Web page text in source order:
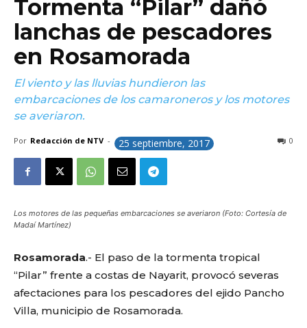
Tormenta “Pilar” dañó
lanchas de pescadores
en Rosamorada
El viento y las lluvias hundieron las
embarcaciones de los camaroneros y los motores
se averiaron.
Por Redacción de NTV - 25 septiembre, 2017 0
Los motores de las pequeñas embarcaciones se averiaron (Foto: Cortesía de
Madaí Martínez)
Rosamorada.- El paso de la tormenta tropical
“Pilar” frente a costas de Nayarit, provocó severas
afectaciones para los pescadores del ejido Pancho
Villa, municipio de Rosamorada.